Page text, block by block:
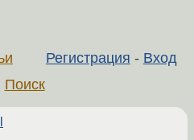
Регистрация - Вход
Поиск